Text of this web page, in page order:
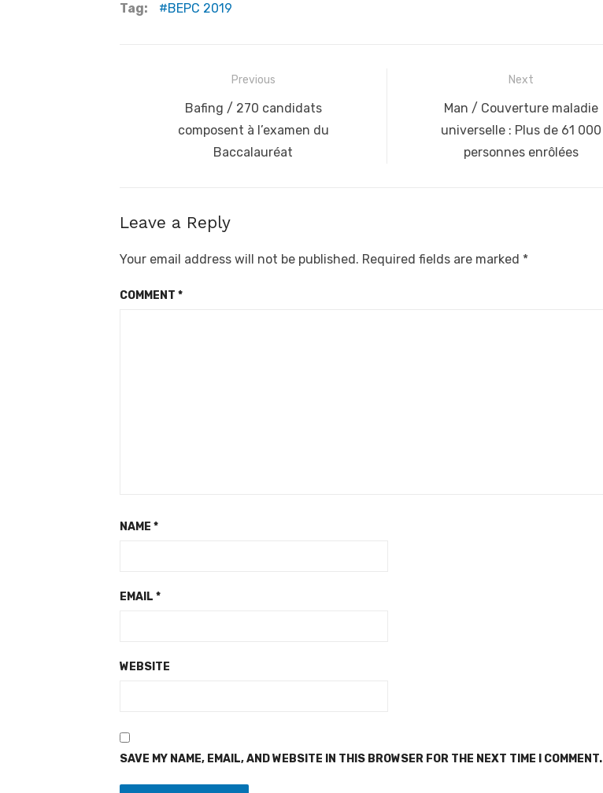
Tag: BEPC 2019
navigation
Previous
Previous
post:
Bafing / 270 candidats
composent à l’examen du
Baccalauréat
Next
Next
post:
Man / Couverture maladie
universelle : Plus de 61 000
personnes enrôlées
Leave a Reply
Your email address will not be published. Required fields are marked *
COMMENT *
NAME *
EMAIL *
WEBSITE
SAVE MY NAME, EMAIL, AND WEBSITE IN THIS BROWSER FOR THE NEXT TIME I COMMENT.